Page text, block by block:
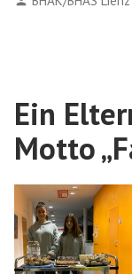
Point:
alle
Fairtrader
in
BHAK
Lienz“
Ein
Motto